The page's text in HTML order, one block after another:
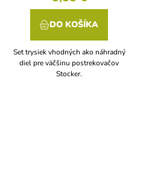
DO KOŠÍKA
Set trysiek vhodných ako náhradný
diel pre väčšinu postrekovačov
Stocker.